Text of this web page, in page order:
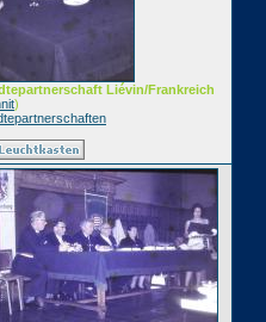
Liévin/Frankreich
)